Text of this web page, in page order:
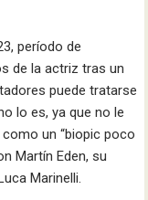
período de
de la actriz tras un
puede tratarse
lo es, ya que no le
un “biopic poco
Martín Eden, su
Marinelli.